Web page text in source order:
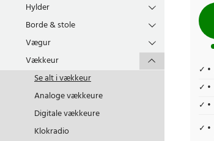
Hylder
Borde & stole
Vægur
Vækkeur
Se alt ivækkeur
Analoge vækkeure
Digitale vækkeure
Klokradio